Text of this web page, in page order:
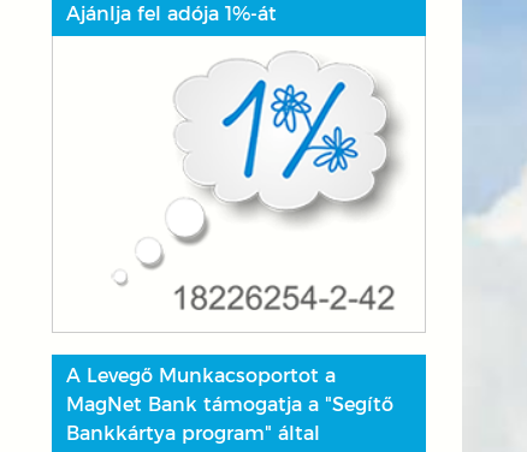
Ajánlja fel adója 1%-át
A Levegő Munkacsoportot a
MagNet Bank támogatja a "Segítő
Bankkártya program" által